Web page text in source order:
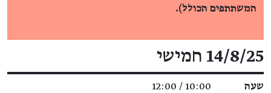
המשתתפים הכולל).
פרטי האירוע
14/8/25 חמישי
שעה 10:00 / 12:00